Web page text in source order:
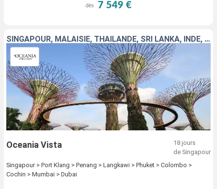
dès 7 549 €
SINGAPOUR, MALAISIE, THAÏLANDE, SRI LANKA, INDE, EMIRATS ARABES UNIS
Oceania Vista
18 jours
de Singapour
Singapour > Port Klang > Penang > Langkawi > Phuket > Colombo >
Cochin > Mumbai > Dubai